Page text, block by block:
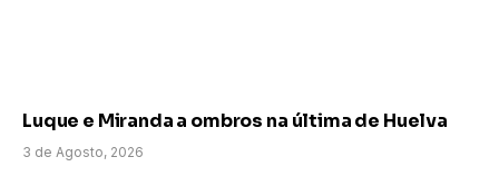
Luque e Miranda a ombros na última de Huelva
3 de Agosto, 2026